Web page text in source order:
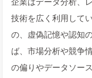
技術を広く利用して
の、虚偽記憶や認知
ば、市場分析や競争
の偏りやデータソー